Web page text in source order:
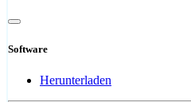
Software
Herunterladen